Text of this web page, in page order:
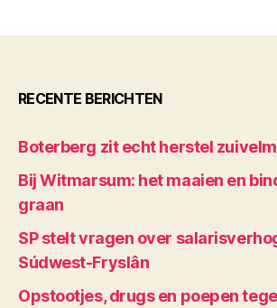
RECENTE BERICHTEN
Boterberg zit echt herstel
Bij Witmarsum: het maaien en
graan
SP stelt vragen over
Súdwest-Fryslân
Opstootjes, drugs en poepen